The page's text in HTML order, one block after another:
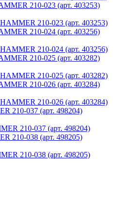
210-023 (арт. 403253)
210-024 (арт. 403256)
210-025 (арт. 403282)
210-026 (арт. 403284)
210-037 (арт. 498204)
210-038 (арт. 498205)